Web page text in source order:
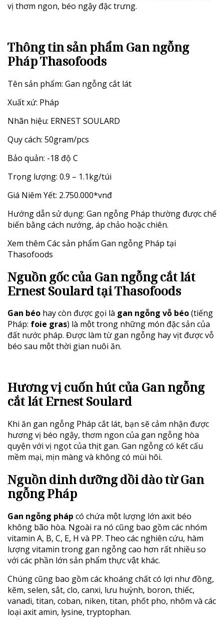
vị thơm ngon, béo ngậy đặc trưng.
Thông tin sản phẩm Gan ngỗng
Pháp Thasofoods
Tên sản phẩm: Gan ngỗng cắt lát
Xuất xứ: Pháp
Nhãn hiệu: ERNEST SOULARD
Quy cách: 50gram/pcs
Bảo quản: -18 độ C
Trọng lượng: 0.9 – 1.1kg/túi
Giá Niêm Yết: 2.750.000*vnđ
Hướng dẫn sử dụng: Gan ngỗng Pháp thường được chế
biến bằng cách nướng, áp chảo hoặc chiên.
Xem thêm Các sản phẩm Gan ngỗng Pháp tại
Thasofoods
Nguồn gốc của Gan ngỗng cắt lát
Ernest Soulard tại Thasofoods
Gan béo hay còn được gọi là gan ngỗng vỗ béo(tiếng
Pháp: foie gras) là một trong những món đặc sản của
đất nước pháp. Được làm từ gan ngỗng hay vịt được vỗ
béo sau một thời gian nuôi ăn.
Hương vị cuốn hút của Gan ngỗng
cắt lát Ernest Soulard
Khi ăn gan ngỗng Pháp cắt lát, bạn sẽ cảm nhận được
hương vị béo ngậy, thơm ngon của gan ngỗng hòa
quyện với vị ngọt của thịt gan. Gan ngỗng có kết cấu
mềm mại, mịn màng và không có mùi hôi.
Nguồn dinh dưỡng dồi dào từ Gan
ngỗng Pháp
Gan ngỗng pháp có chứa một lượng lớn axit béo
không bão hòa. Ngoài ra nó cũng bao gồm các nhóm
vitamin A, B, C, E, H và PP. Theo các nghiên cứu, hàm
lượng vitamin trong gan ngỗng cao hơn rất nhiều so
với các phần lớn sản phẩm thực vật khác.
Chúng cũng bao gồm các khoáng chất có lợi như đồng,
kẽm, selen, sắt, clo, canxi, lưu huỳnh, boron, thiếc,
vanadi, titan, coban, niken, titan, phốt pho, nhôm và các
loại axit amin, lysine, tryptophan.